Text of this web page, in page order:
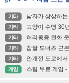
기타 남자가 상상하
기타 고양이 수명 30
기타 허리통증 완화
기타 찹쌀 도너츠 근
기타 안개낀 도로에
게임 스팀 무료 게임